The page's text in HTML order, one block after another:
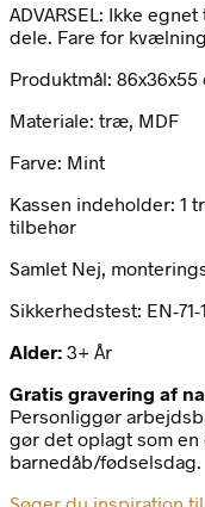
ADVARSEL: Ikke
dele. Fare for kvælning.
Produktmål: 86x36x55
Materiale: træ, MDF
Farve: Mint
Kassen indeholder:
tilbehør
Samlet Nej,
Sikkerhedstest: EN-71-
Alder: 3+ År
Gratis gravering af
Personliggør
gør det oplagt som
barnedåb/fødselsdag.